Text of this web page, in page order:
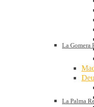
La Gomera
La Palma